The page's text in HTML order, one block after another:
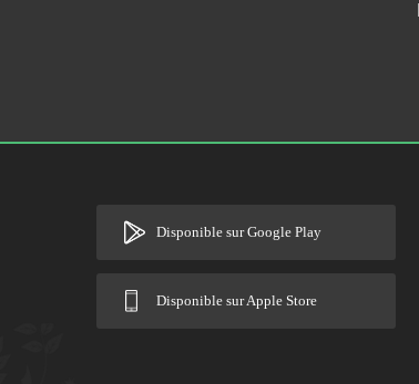
Disponible sur Google Play
Disponible sur Apple Store